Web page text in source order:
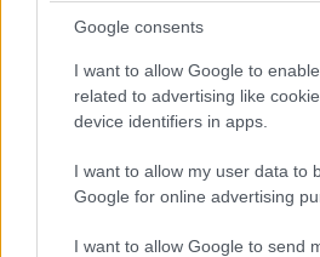
Google consents
I want to allow Google to
related to advertising like
device identifiers in apps.
I want to allow my user data to
Google for online advertising
I want to allow Google to send